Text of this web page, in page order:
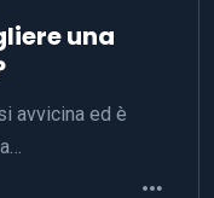
una
avvicina ed è